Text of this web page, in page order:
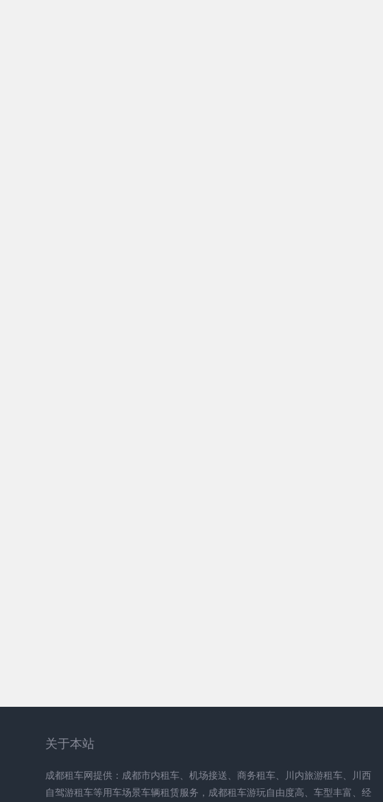
关于本站
成都租车网提供：成都市内租车、机场接送、商务租车、川内旅游租车、川西
自驾游租车等用车场景车辆租赁服务，成都租车游玩自由度高、车型丰富、经